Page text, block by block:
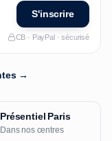
S'inscrire
CB · PayPal · sécurisé
→
Présentiel Paris
Dans nos centres